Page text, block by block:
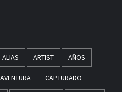
ALIAS ARTIST AÑOS
CAPTURADO